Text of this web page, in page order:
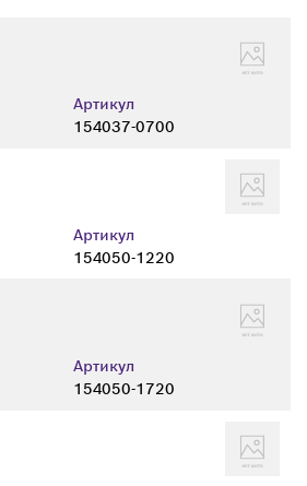
Артикул
154037-0700
Артикул
154050-1220
Артикул
154050-1720